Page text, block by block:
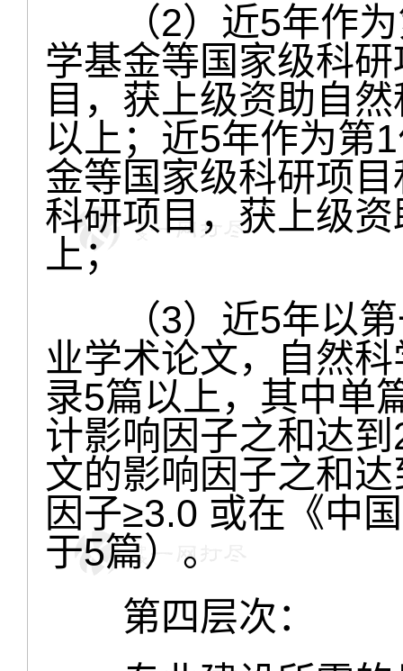
（2）近5年作为
学基金等国家级科
目，获上级资助自
以上；近5年作为第
金等国家级科研项
科研项目，获上级
上；
（3）近5年以第
业学术论文，自然
录5篇以上，其中单
计影响因子之和达
文的影响因子之和
因子≥3.0 或在《中
于5篇）。
第四层次：